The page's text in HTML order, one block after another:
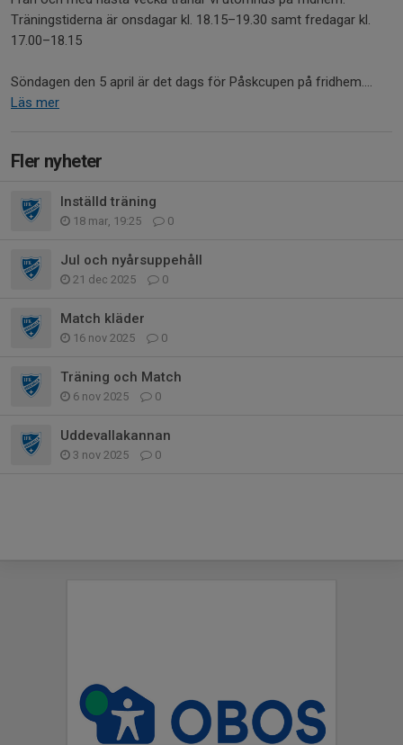
Träningstiderna är onsdagar kl. 18.15–19.30 samt fredagar kl.
17.00–18.15
Söndagen den 5 april är det dags för Påskcupen på fridhem....
Läs mer
Fler nyheter
Inställd träning
18 mar, 19:25 0
Jul och nyårsuppehåll
21 dec 2025 0
Match kläder
16 nov 2025 0
Träning och Match
6 nov 2025 0
Uddevallakannan
3 nov 2025 0